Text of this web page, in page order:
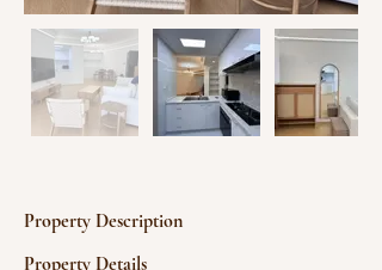
Property Description
Property Details